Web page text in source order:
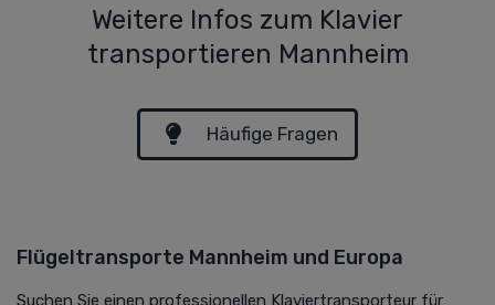
Weitere Infos zum Klavier
transportieren Mannheim
Häufige Fragen
Flügeltransporte Mannheim und Europa
Suchen Sie einen professionellen Klaviertransporteur für